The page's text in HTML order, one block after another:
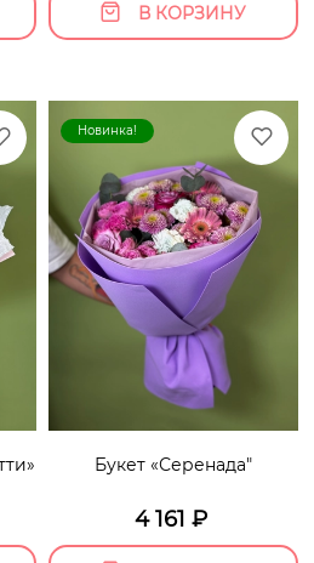
В КОРЗИНУ
Новинка!
Букет «Серенада"
4 161 ₽